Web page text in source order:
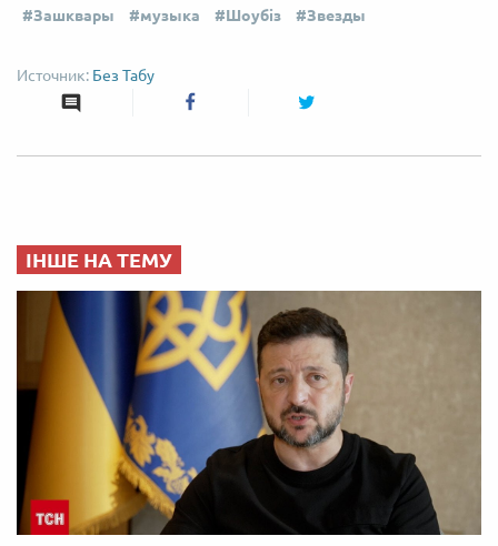
Зашквары
музыка Шоубіз Звезды
Без Табу
ІНШЕ НА ТЕМУ